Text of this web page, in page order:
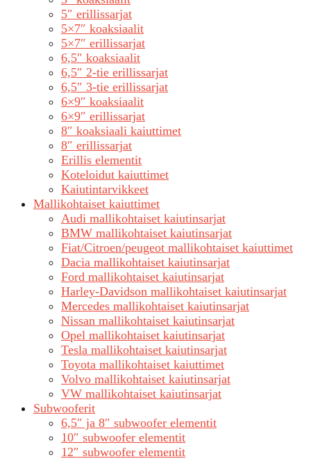
5″ erillissarjat
5×7″ koaksiaalit
5×7″ erillissarjat
6,5″ koaksiaalit
6,5″ 2-tie erillissarjat
6,5″ 3-tie erillissarjat
6×9″ koaksiaalit
6×9″ erillissarjat
8″ koaksiaali kaiuttimet
8″ erillissarjat
Erillis elementit
Koteloidut kaiuttimet
Kaiutintarvikkeet
Mallikohtaiset kaiuttimet
Audi mallikohtaiset kaiutinsarjat
BMW mallikohtaiset kaiutinsarjat
Fiat/Citroen/peugeot mallikohtaiset kaiuttimet
Dacia mallikohtaiset kaiutinsarjat
Ford mallikohtaiset kaiutinsarjat
Harley-Davidson mallikohtaiset kaiutinsarjat
Mercedes mallikohtaiset kaiutinsarjat
Nissan mallikohtaiset kaiutinsarjat
Opel mallikohtaiset kaiutinsarjat
Tesla mallikohtaiset kaiutinsarjat
Toyota mallikohtaiset kaiuttimet
Volvo mallikohtaiset kaiutinsarjat
VW mallikohtaiset kaiutinsarjat
Subwooferit
6,5″ ja 8″ subwoofer elementit
10″ subwoofer elementit
12″ subwoofer elementit